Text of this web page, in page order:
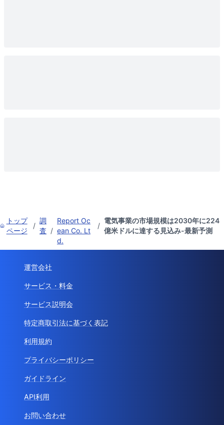
トップ
ページ
/
調
査 /
Report Oc
ean Co. Lt
d.
/
電気事業の市場規模は2030年に224
億米ドルに達する見込み-最新予測
運営会社
サービス・料金
サービス説明会
特定商取引法に基づく表記
利用規約
プライバシーポリシー
ガイドライン
API利用
お問い合わせ